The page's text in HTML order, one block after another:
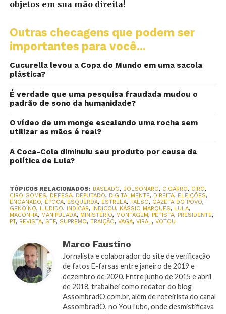
objetos em sua mão direita!
Outras checagens que podem ser
importantes para você...
Cucurella levou a Copa do Mundo em uma sacola
plástica?
É verdade que uma pesquisa fraudada mudou o
padrão de sono da humanidade?
O vídeo de um monge escalando uma rocha sem
utilizar as mãos é real?
A Coca-Cola diminuiu seu produto por causa da
política de Lula?
TÓPICOS RELACIONADOS: BASEADO, BOLSONARO, CIGARRO, CIRO,
CIRO GOMES, DEFESA, DEPUTADO, DIGITALMENTE, DIREITA, ELEIÇÕES,
ENGANADO, ÉPOCA, ESQUERDA, ESTRELA, FALSO, GAZETA DO POVO,
GENOÍNO, ILUDIDO, INDICAR, INDICOU, KÁSSIO MARQUES, LULA,
MACONHA, MANIPULADA, MINISTÉRIO, MONTAGEM, PETISTA, PRESIDENTE,
PT, REVISTA, STF, SUPREMO, TRAIÇÃO, VAGA, VIRAL, VOTOU
Marco Faustino
Jornalista e colaborador do site de verificação
de fatos E-farsas entre janeiro de 2019 e
dezembro de 2020. Entre junho de 2015 e abril
de 2018, trabalhei como redator do blog
AssombradO.com.br, além de roteirista do canal
AssombradO, no YouTube, onde desmistificava